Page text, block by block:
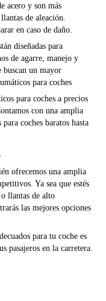
acero y son más
de aleación.
en caso de daño.
diseñadas para
de agarre, manejo y
buscan un mayor
para coches
para coches a precios
con una amplia
coches baratos hasta
ofrecemos una amplia
Ya sea que estés
llantas de alto
las mejores opciones
para tu coche es
pasajeros en la carretera.